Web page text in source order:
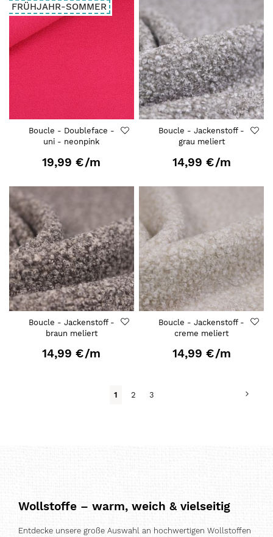
FRÜHJAHR-SOMMER
Boucle - Doubleface -
uni - neonpink
19,99 €/m
Boucle - Jackenstoff -
grau meliert
14,99 €/m
Boucle - Jackenstoff -
braun meliert
14,99 €/m
Boucle - Jackenstoff -
creme meliert
14,99 €/m
Du
1 Seite
2 Seite
3
Wollstoffe – warm, weich & vielseitig
Entdecke unsere große Auswahl an hochwertigen Wollstoffen